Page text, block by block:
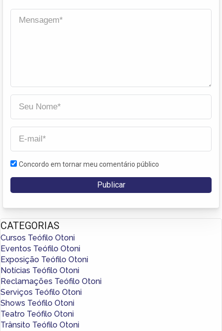
Concordo em tornar meu comentário público
CATEGORIAS
Cursos Teófilo Otoni
Eventos Teófilo Otoni
Exposição Teófilo Otoni
Notícias Teófilo Otoni
Reclamações Teófilo Otoni
Serviços Teófilo Otoni
Shows Teófilo Otoni
Teatro Teófilo Otoni
Trânsito Teófilo Otoni